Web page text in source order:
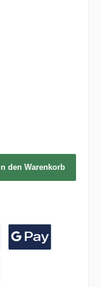
In den Warenkorb